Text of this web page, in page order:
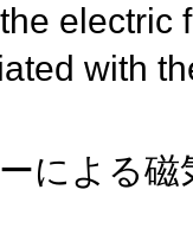
electric
with
による